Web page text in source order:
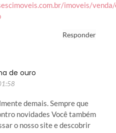
imoveis/
Responder
de ouro
demais. Sempre que
novidades Você também
o nosso site e descobrir